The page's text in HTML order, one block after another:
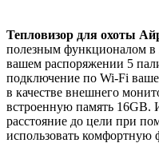
Тепловизор для охоты
полезным функционалом
вашем распоряжении 5
подключение по Wi-Fi
в качестве внешнего
встроенную память 16GB.
расстояние до цели при
использовать комфортную